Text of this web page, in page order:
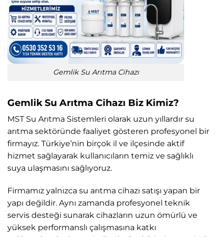
Gemlik Su Arıtma Cihazı
Gemlik Su Arıtma Cihazı Biz Kimiz?
MST Su Arıtma Sistemleri olarak uzun yıllardır su
arıtma sektöründe faaliyet gösteren profesyonel bir
firmayız. Türkiye’nin birçok il ve ilçesinde aktif
hizmet sağlayarak kullanıcıların temiz ve sağlıklı
suya ulaşmasını sağlıyoruz.
Firmamız yalnızca su arıtma cihazı satışı yapan bir
yapı değildir. Aynı zamanda profesyonel teknik
servis desteği sunarak cihazların uzun ömürlü ve
yüksek performanslı çalışmasına katkı